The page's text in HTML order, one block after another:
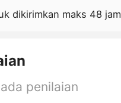
dikirimkan maks 48 jam
penilaian